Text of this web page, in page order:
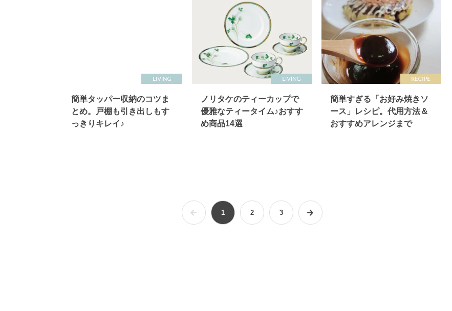
簡単タッパー収納のコツま
とめ。戸棚も引き出しもす
っきりキレイ♪
ノリタケのティーカップで
優雅なティータイム♪おすす
め商品14選
簡単すぎる「お好み焼きソ
ース」レシピ。代用方法＆
おすすめアレンジまで
1 2 3